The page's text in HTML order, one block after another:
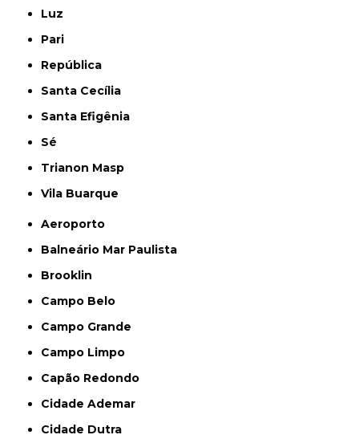
Luz
Pari
República
Santa Cecília
Santa Efigênia
Sé
Trianon Masp
Vila Buarque
Aeroporto
Balneário Mar Paulista
Brooklin
Campo Belo
Campo Grande
Campo Limpo
Capão Redondo
Cidade Ademar
Cidade Dutra